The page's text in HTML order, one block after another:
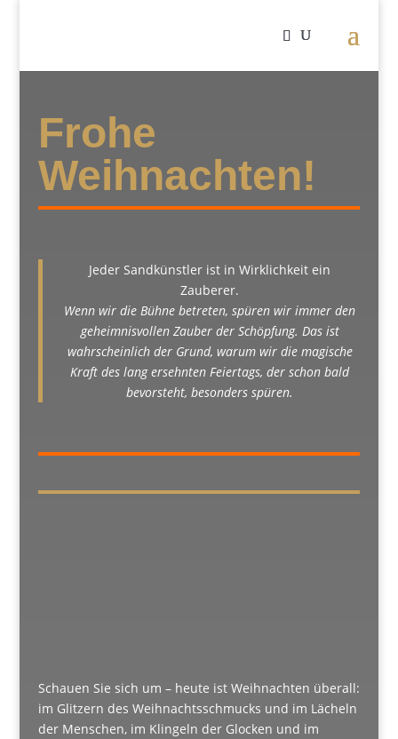
Frohe
Weihnachten!
Jeder Sandkünstler ist in Wirklichkeit ein
Zauberer.
Wenn wir die Bühne betreten, spüren wir immer den
geheimnisvollen Zauber der Schöpfung. Das ist
wahrscheinlich der Grund, warum wir die magische
Kraft des lang ersehnten Feiertags, der schon bald
bevorsteht, besonders spüren.
Schauen Sie sich um – heute ist Weihnachten überall:
im Glitzern des Weihnachtsschmucks und im Lächeln
der Menschen, im Klingeln der Glocken und im